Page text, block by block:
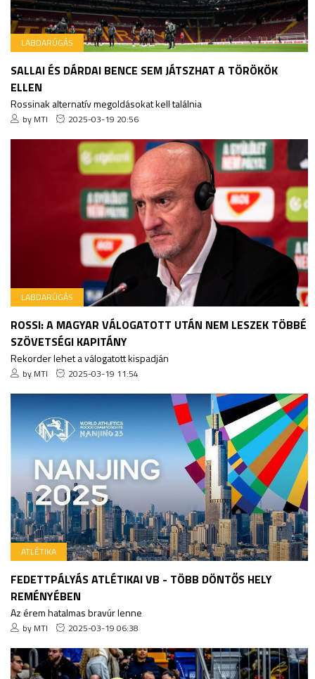
LABDARÚGÁS
SALLAI ÉS DÁRDAI BENCE SEM JÁTSZHAT A TÖRÖKÖK
ELLEN
Rossinak alternatív megoldásokat kell találnia
by MTI 2025-03-19 20:56
LABDARÚGÁS
ROSSI: A MAGYAR VÁLOGATOTT UTÁN NEM LESZEK TÖBBÉ
SZÖVETSÉGI KAPITÁNY
Rekorder lehet a válogatott kispadján
by MTI 2025-03-19 11:54
ATLÉTIKA
FEDETTPÁLYÁS ATLÉTIKAI VB - TÖBB DÖNTŐS HELY
REMÉNYÉBEN
Az érem hatalmas bravúr lenne
by MTI 2025-03-19 06:38